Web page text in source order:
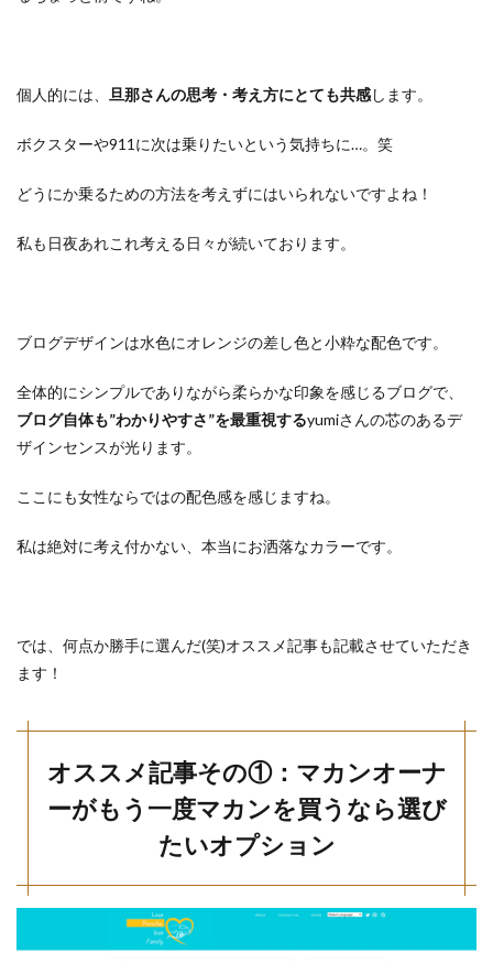
個人的には、 旦那さんの思考・考え方にとても共感します。
ボクスターや911に次は乗りたいという気持ちに…。笑
どうにか乗るための方法を考えずにはいられないですよね！
私も日夜あれこれ考える日々が続いております。
ブログデザインは水色にオレンジの差し色と小粋な配色です。
全体的にシンプルでありながら柔らかな印象を感じるブログで、
ブログ自体も”わかりやすさ”を最重視するyumiさんの芯のあるデ
ザインセンスが光ります。
ここにも女性ならではの配色感を感じますね。
私は絶対に考え付かない、本当にお洒落なカラーです。
では、何点か勝手に選んだ(笑)オススメ記事も記載させていただき
ます！
オススメ記事その①：マカンオーナ
ーがもう一度マカンを買うなら選び
たいオプション